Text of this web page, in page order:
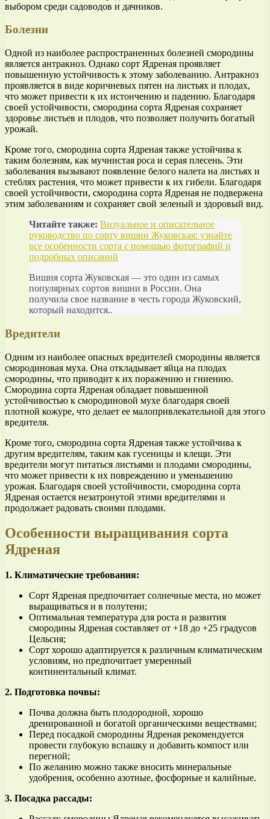
выбором среди садоводов и дачников.
Болезни
Одной из наиболее распространенных болезней смородины
является антракноз. Однако сорт Ядреная проявляет
повышенную устойчивость к этому заболеванию. Антракноз
проявляется в виде коричневых пятен на листьях и плодах,
что может привести к их истончению и падению. Благодаря
своей устойчивости, смородина сорта Ядреная сохраняет
здоровье листьев и плодов, что позволяет получить богатый
урожай.
Кроме того, смородина сорта Ядреная также устойчива к
таким болезням, как мучнистая роса и серая плесень. Эти
заболевания вызывают появление белого налета на листьях и
стеблях растения, что может привести к их гибели. Благодаря
своей устойчивости, смородина сорта Ядреная не подвержена
этим заболеваниям и сохраняет свой зеленый и здоровый вид.
Читайте также: Визуальное и описательное
руководство по сорту вишни Жуковская: узнайте
все особенности сорта с помощью фотографий и
подробных описаний
Вишня сорта Жуковская — это один из самых
популярных сортов вишни в России. Она
получила свое название в честь города Жуковский,
который находится..
Вредители
Одним из наиболее опасных вредителей смородины является
смородиновая муха. Она откладывает яйца на плодах
смородины, что приводит к их поражению и гниению.
Смородина сорта Ядреная обладает повышенной
устойчивостью к смородиновой мухе благодаря своей
плотной кожуре, что делает ее малопривлекательной для этого
вредителя.
Кроме того, смородина сорта Ядреная также устойчива к
другим вредителям, таким как гусеницы и клещи. Эти
вредители могут питаться листьями и плодами смородины,
что может привести к их повреждению и уменьшению
урожая. Благодаря своей устойчивости, смородина сорта
Ядреная остается незатронутой этими вредителями и
продолжает радовать своими плодами.
Особенности выращивания сорта
Ядреная
1. Климатические требования:
Сорт Ядреная предпочитает солнечные места, но может
выращиваться и в полутени;
Оптимальная температура для роста и развития
смородины Ядреная составляет от +18 до +25 градусов
Цельсия;
Сорт хорошо адаптируется к различным климатическим
условиям, но предпочитает умеренный
континентальный климат.
2. Подготовка почвы:
Почва должна быть плодородной, хорошо
дренированной и богатой органическими веществами;
Перед посадкой смородины Ядреная рекомендуется
провести глубокую вспашку и добавить компост или
перегной;
По желанию можно также вносить минеральные
удобрения, особенно азотные, фосфорные и калийные.
3. Посадка рассады: